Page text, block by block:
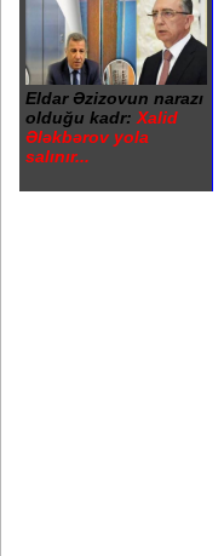
Eldar Əzizovun narazı
olduğu kadr: Xalid
Ələkbərov yola
salınır...